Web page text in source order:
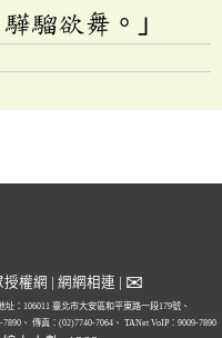
騮欲舞。」
授權網 網網相連 ✉
址：106011 臺北市大安區和平東路一段179號、
、 傳真：(02)7740-7064、 TANet VoIP：9009-7890